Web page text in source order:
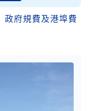
政府規費及港埠費